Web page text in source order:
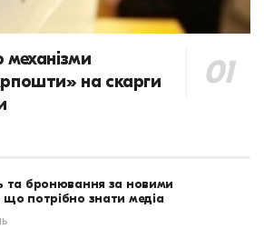
на скарги
та бронювання за новими
потрібно знати медіа